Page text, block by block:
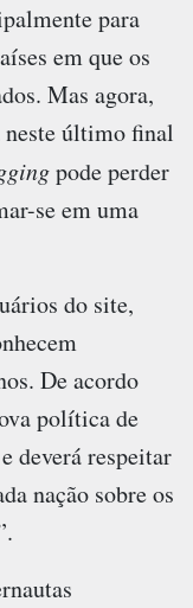
para
em que os
Mas agora,
neste último final
pode perder
se em uma
do site,
De acordo
política de
deverá respeitar
nação sobre os